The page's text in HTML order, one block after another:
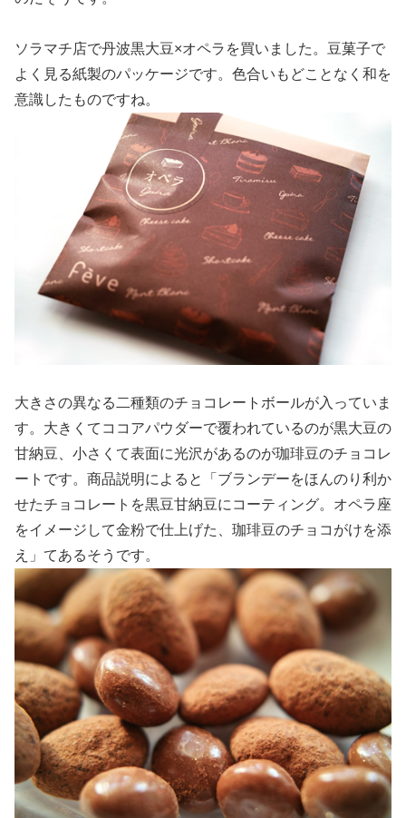
ソラマチ店で丹波黒大豆×オペラを買いました。豆菓子で
よく見る紙製のパッケージです。色合いもどことなく和を
意識したものですね。
大きさの異なる二種類のチョコレートボールが入っていま
す。大きくてココアパウダーで覆われているのが黒大豆の
甘納豆、小さくて表面に光沢があるのが珈琲豆のチョコレ
ートです。商品説明によると「ブランデーをほんのり利か
せたチョコレートを黒豆甘納豆にコーティング。オペラ座
をイメージして金粉で仕上げた、珈琲豆のチョコがけを添
え」てあるそうです。